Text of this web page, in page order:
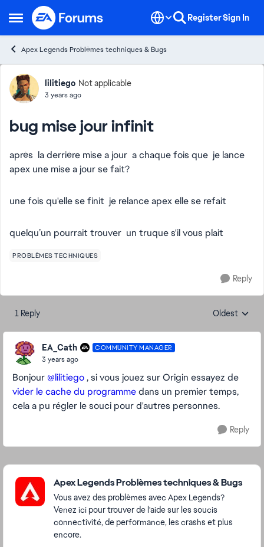
Open Side Menu
Skip to content RegisterSign In
Apex Legends Problèmes techniques & Bugs
Forum Discussion
lilitiego Not applicable
3 years ago
bug mise jour infinit
après la derrière mise a jour a chaque fois que je lance
apex une mise a jour se fait?
une fois qu'elle se finit je relance apex elle se refait
quelqu’un pourrait trouver un truque s'il vous plait
PROBLÈMES TECHNIQUES
Reply
1 Reply Replies
Oldest
EA_Cath COMMUNITY MANAGER
3 years ago
Bonjour @lilitiego, si vous jouez sur Origin essayez de
vider le cache du programmedans un premier temps,
cela a pu régler le souci pour d'autres personnes.
Reply
Featured Places
Apex Legends Problèmes techniques & Bugs
Vous avez des problèmes avec Apex Legends?
Venez ici pour trouver de l'aide sur les soucis
connectivité, de performance, les crashs et plus
encore.